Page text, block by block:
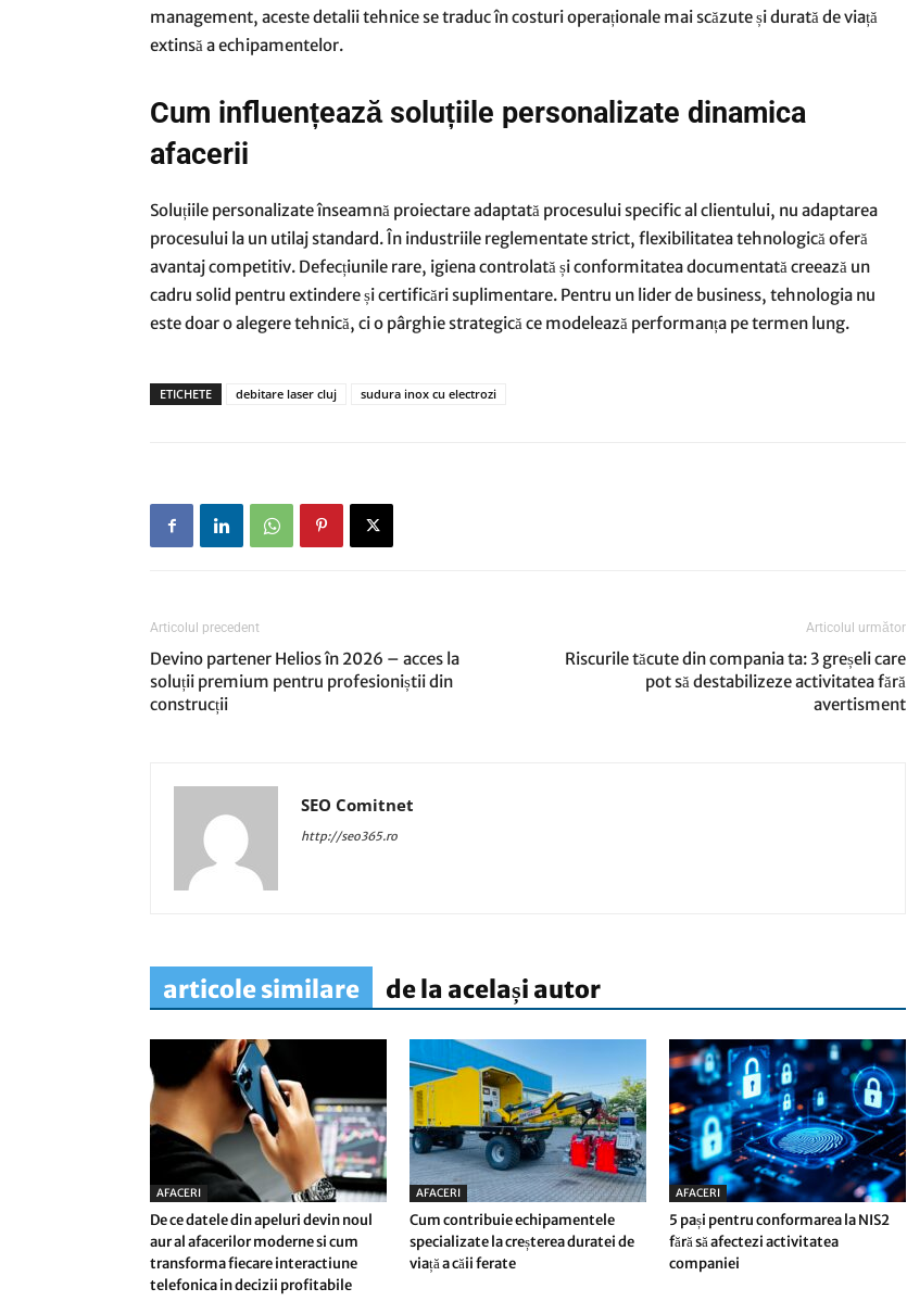
management, aceste detalii tehnice se traduc în costuri operaționale mai scăzute și durată de viață
extinsă a echipamentelor.
Cum influențează soluțiile personalizate dinamica
afacerii
Soluțiile personalizate înseamnă proiectare adaptată procesului specific al clientului, nu adaptarea
procesului la un utilaj standard. În industriile reglementate strict, flexibilitatea tehnologică oferă
avantaj competitiv. Defecțiunile rare, igiena controlată și conformitatea documentată creează un
cadru solid pentru extindere și certificări suplimentare. Pentru un lider de business, tehnologia nu
este doar o alegere tehnică, ci o pârghie strategică ce modelează performanța pe termen lung.
ETICHETE debitare laser cluj sudura inox cu electrozi
Articolul precedent
Devino partener Helios în 2026 – acces la
soluții premium pentru profesioniștii din
construcții
Articolul următor
Riscurile tăcute din compania ta: 3 greșeli care
pot să destabilizeze activitatea fără
avertisment
SEO Comitnet
http://seo365.ro
articole similare de la același autor
AFACERI
De ce datele din apeluri devin noul
aur al afacerilor moderne si cum
transforma fiecare interactiune
telefonica in decizii profitabile
AFACERI
Cum contribuie echipamentele
specializate la creșterea duratei de
viață a căii ferate
AFACERI
5 pași pentru conformarea la NIS2
fără să afectezi activitatea
companiei